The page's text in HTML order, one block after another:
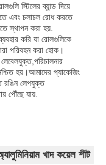
স্টিলের ব্যান্ড দিয়ে
এবং চলাচল রোধ করতে
স্থাপন করা হয়.
করি যা রোলগুলিকে
পরিবহন করা হোক।
হয়।আমাদের প্যাকেজিং
রঙিন লেপযুক্ত
পৌঁছে যায়.
খাদ কয়েল শীট